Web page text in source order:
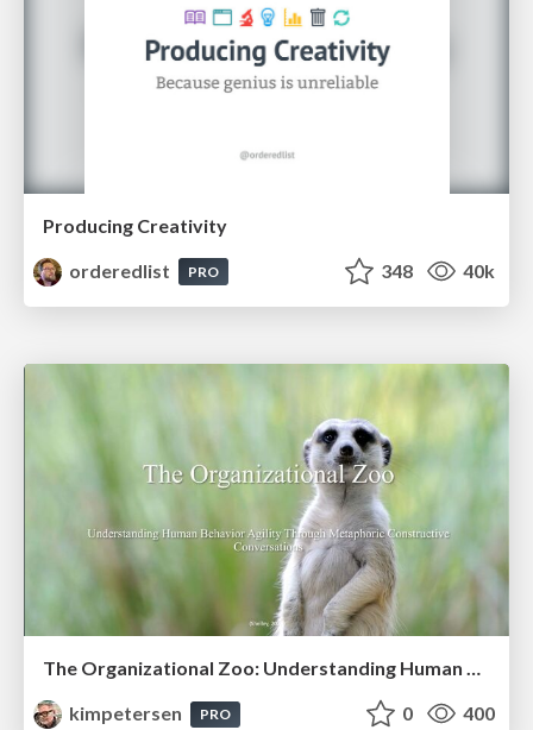
Producing Creativity
orderedlist
PRO 348 40k
The Organizational Zoo: Understanding Human Behavior Agility Through Metaphoric Constructive Conversations (based on the works of Arthur Shelley, Ph.D)
kimpetersen
PRO 0 400